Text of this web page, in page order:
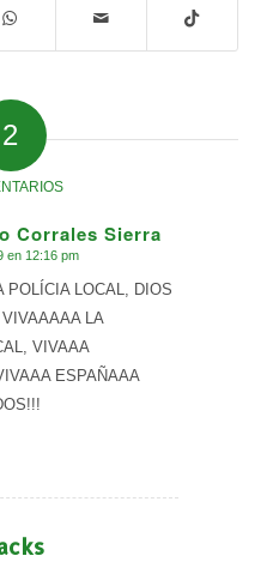
2
Corrales Sierra
en 12:16 pm
POLÍCIA LOCAL, DIOS
LA
VIVAAA
ESPAÑAAA